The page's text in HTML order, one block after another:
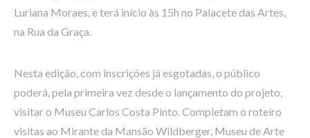
Luriana Moraes, e terá início às 15h no Palacete das Artes,
na Rua da Graça.
Nesta edição, com inscrições já esgotadas, o público
poderá, pela primeira vez desde o lançamento do projeto,
visitar o Museu Carlos Costa Pinto. Completam o roteiro
visitas ao Mirante da Mansão Wildberger, Museu de Arte